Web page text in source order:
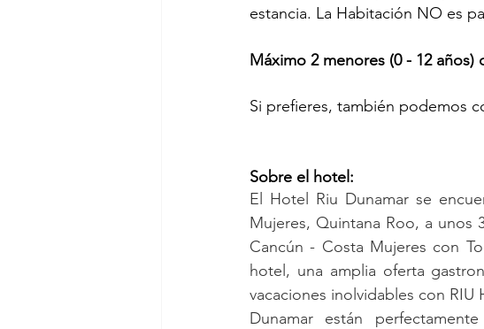
estancia. La Habitación NO es
Máximo 2 menores (0 - 12
Si prefieres, también podemos
Sobre el hotel:
El Hotel Riu Dunamar se
Mujeres, Quintana Roo, a unos
Cancún - Costa Mujeres con
hotel, una amplia oferta
vacaciones inolvidables con RIU
Dunamar están